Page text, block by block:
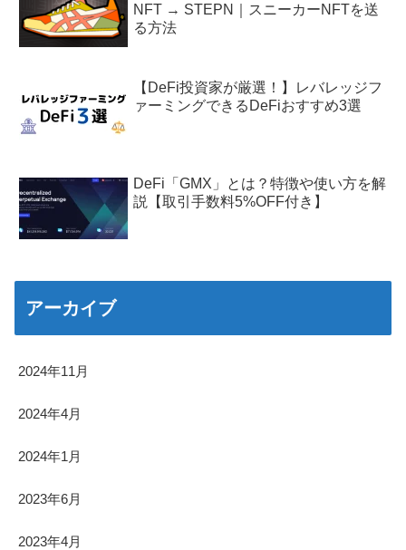
NFT → STEPN｜スニーカーNFTを送
る方法
【DeFi投資家が厳選！】レバレッジフ
ァーミングできるDeFiおすすめ3選
DeFi「GMX」とは？特徴や使い方を解
説【取引手数料5%OFF付き】
アーカイブ
2024年11月
2024年4月
2024年1月
2023年6月
2023年4月